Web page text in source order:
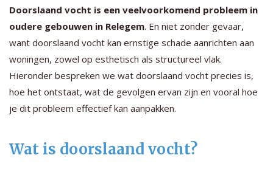
Doorslaand vocht is een veelvoorkomend probleem in
oudere gebouwen in Relegem. En niet zonder gevaar,
want doorslaand vocht kan ernstige schade aanrichten aan
woningen, zowel op esthetisch als structureel vlak.
Hieronder bespreken we wat doorslaand vocht precies is,
hoe het ontstaat, wat de gevolgen ervan zijn en vooral hoe
je dit probleem effectief kan aanpakken.
Wat is doorslaand vocht?